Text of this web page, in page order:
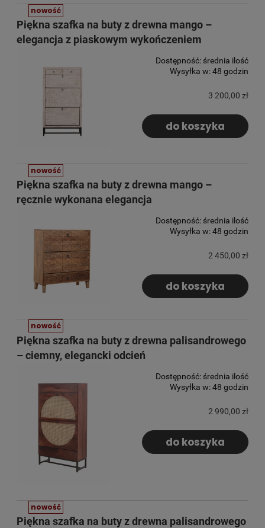
Piękna szafka na buty z drewna mango –
elegancja z piaskowym wykończeniem
Dostępność: średnia ilość
Wysyłka w:48 godzin
3 200,00 zł
do koszyka
nowość
Piękna szafka na buty z drewna mango –
ręcznie wykonana elegancja
Dostępność: średnia ilość
Wysyłka w:48 godzin
2 450,00 zł
do koszyka
nowość
Piękna szafka na buty z drewna palisandrowego
– ciemny, elegancki odcień
Dostępność: średnia ilość
Wysyłka w:48 godzin
2 990,00 zł
do koszyka
nowość
Piękna szafka na buty z drewna palisandrowego
nowość